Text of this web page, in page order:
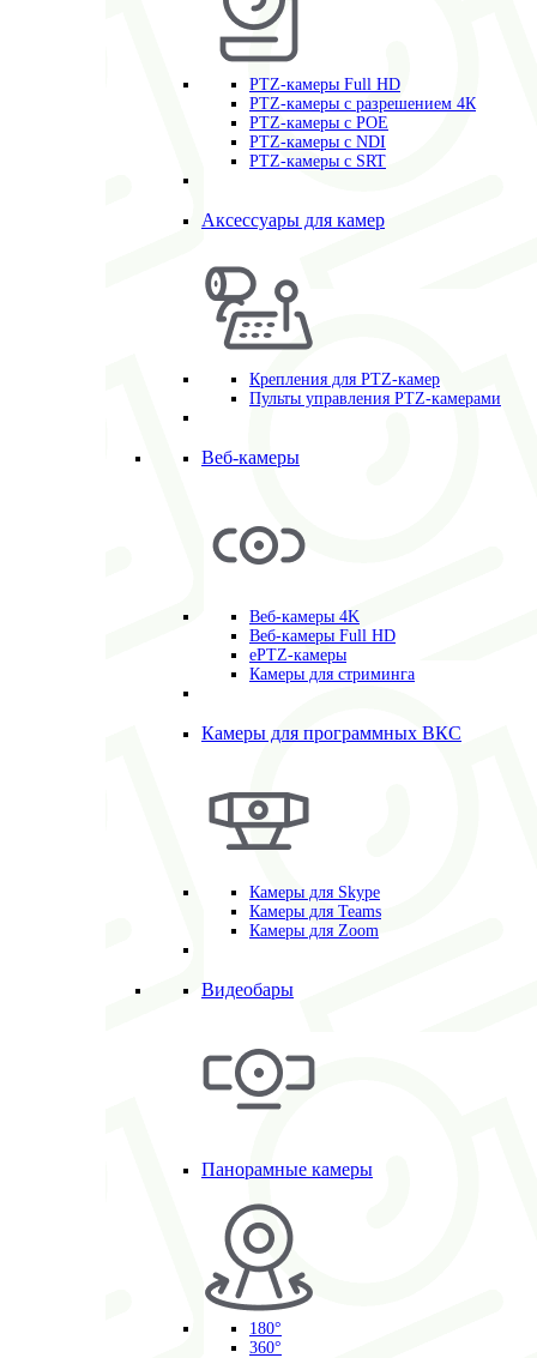
PTZ-камеры Full HD
PTZ-камеры с разрешением 4К
PTZ-камеры с POE
PTZ-камеры c NDI
PTZ-камеры с SRT
Аксессуары для камер
Крепления для PTZ-камер
Пульты управления PTZ-камерами
Веб-камеры
Веб-камеры 4K
Веб-камеры Full HD
ePTZ-камеры
Камеры для стриминга
Камеры для программных ВКС
Камеры для Skype
Камеры для Teams
Камеры для Zoom
Видеобары
Панорамные камеры
180°
360°